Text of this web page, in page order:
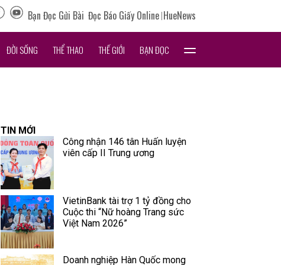
Bạn Đọc Gửi Bài Đọc Báo Giấy Online HueNews
ĐỜI SỐNG THỂ THAO THẾ GIỚI BẠN ĐỌC
TIN MỚI
Công nhận 146 tân Huấn luyện
viên cấp II Trung ương
VietinBank tài trợ 1 tỷ đồng cho
Cuộc thi “Nữ hoàng Trang sức
Việt Nam 2026”
Doanh nghiệp Hàn Quốc mong